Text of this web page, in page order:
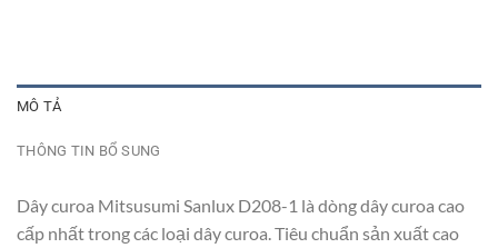
MÔ TẢ
THÔNG TIN BỔ SUNG
Dây curoa Mitsusumi Sanlux D208-1 là dòng dây curoa cao
cấp nhất trong các loại dây curoa. Tiêu chuẩn sản xuất cao